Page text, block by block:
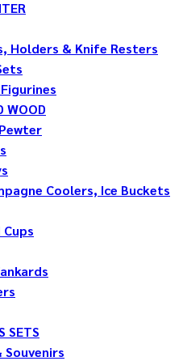
Holders & Knife Resters
WOOD
Coolers, Ice Buckets
SETS